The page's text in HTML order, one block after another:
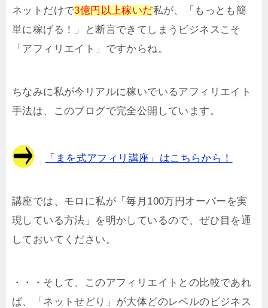
ネットだけで3億円以上稼いだ私が、「もっとも簡
単に稼げる！」と断言できてしまうビジネスこそ
「アフィリエイト」ですからね。
ちなみに私が今リアルに稼いでいるアフィリエイト
手法は、このブログで完全公開しています。
「まを式アフィリ講座」はこちらから！
講座では、モロに私が「毎月100万円オーバーを実
現している方法」を明かしているので、ぜひ目を通
しておいてください。
・・・そして、このアフィリエイトとの比較であれ
ば、「ネットせどり」が大体どのレベルのビジネス